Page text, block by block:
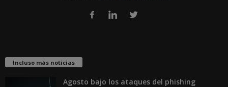
Incluso más noticias
Agosto bajo los ataques del phishing